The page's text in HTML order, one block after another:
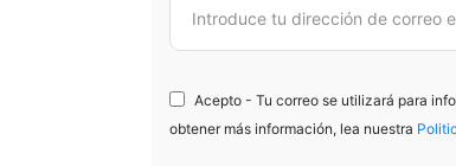
Acepto - Tu correo se utilizará para
obtener más información, lea nuestra